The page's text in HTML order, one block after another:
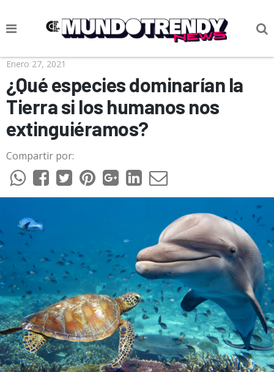
NOTICIAS
CULTURA POP
CIENCIA Y TECNOLOGÍA
VIDA
SOCIEDAD
CULTURIZANDO.COM
Enero 27, 2021
¿Qué especies dominarían la
Tierra si los humanos nos
extinguiéramos?
Compartir por: